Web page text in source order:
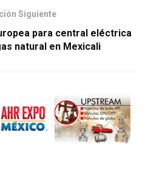
Siguiente
para central eléctrica
natural en Mexicali